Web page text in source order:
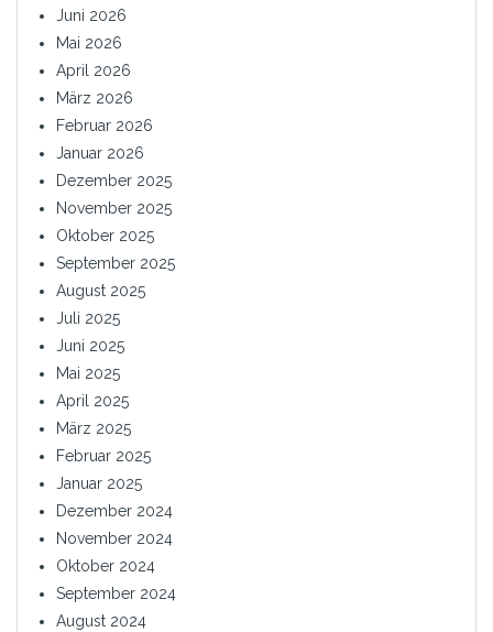
Juni 2026
Mai 2026
April 2026
März 2026
Februar 2026
Januar 2026
Dezember 2025
November 2025
Oktober 2025
September 2025
August 2025
Juli 2025
Juni 2025
Mai 2025
April 2025
März 2025
Februar 2025
Januar 2025
Dezember 2024
November 2024
Oktober 2024
September 2024
August 2024